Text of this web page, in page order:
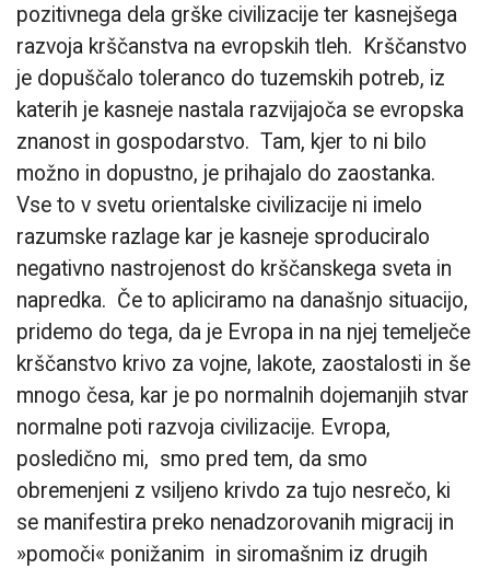
pozitivnega dela grške civilizacije ter kasnejšega
razvoja krščanstva na evropskih tleh. Krščanstvo
je dopuščalo toleranco do tuzemskih potreb, iz
katerih je kasneje nastala razvijajoča se evropska
znanost in gospodarstvo. Tam, kjer to ni bilo
možno in dopustno, je prihajalo do zaostanka.
Vse to v svetu orientalske civilizacije ni imelo
razumske razlage kar je kasneje sproduciralo
negativno nastrojenost do krščanskega sveta in
napredka. Če to apliciramo na današnjo situacijo,
pridemo do tega, da je Evropa in na njej temelječe
krščanstvo krivo za vojne, lakote, zaostalosti in še
mnogo česa, kar je po normalnih dojemanjih stvar
normalne poti razvoja civilizacije. Evropa,
posledično mi, smo pred tem, da smo
obremenjeni z vsiljeno krivdo za tujo nesrečo, ki
se manifestira preko nenadzorovanih migracij in
»pomoči« ponižanim in siromašnim iz drugih